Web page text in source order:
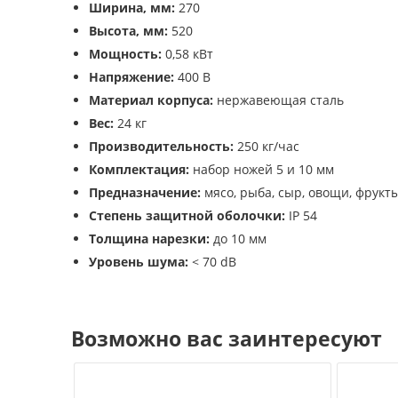
Ширина, мм: 270
Высота, мм: 520
Мощность: 0,58 кВт
Напряжение: 400 В
Материал корпуса: нержавеющая сталь
Вес: 24 кг
Производительность: 250 кг/час
Комплектация: набор ножей 5 и 10 мм
Предназначение: мясо, рыба, сыр, овощи,
Степень защитной оболочки: IP 54
Толщина нарезки: до 10 мм
Уровень шума: < 70 dB
Возможно вас заинтересуют